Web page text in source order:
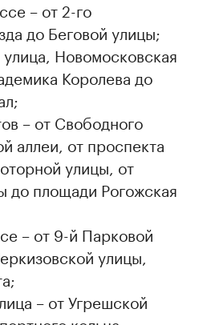
– от 2-го
до Беговой улицы;
Новомосковская
Королева до
– от Свободного
аллеи, от проспекта
улицы, от
до площади Рогожская
– от 9-й Парковой
улицы,
– от Угрешской